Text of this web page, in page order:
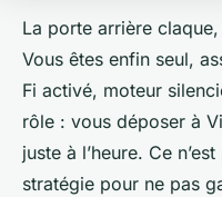
La porte arrière
Vous êtes enfin seul,
Fi activé, moteur
rôle : vous déposer à
juste à l’heure. Ce
stratégie pour ne pas